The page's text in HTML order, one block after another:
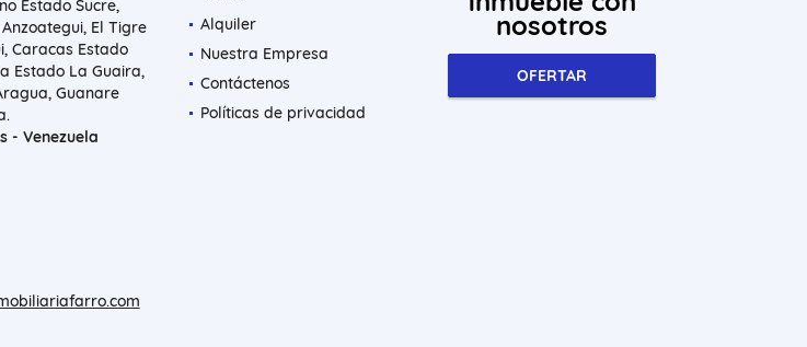
Estado Sucre,
El Tigre
Caracas Estado
Estado La Guaira,
Guanare
- Venezuela
Alquiler
Nuestra Empresa
Contáctenos
Políticas de privacidad
nosotros
OFERTAR